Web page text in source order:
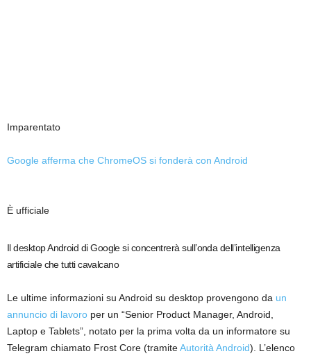
Imparentato
Google afferma che ChromeOS si fonderà con Android
È ufficiale
Il desktop Android di Google si concentrerà sull’onda dell’intelligenza
artificiale che tutti cavalcano
Le ultime informazioni su Android su desktop provengono da un
annuncio di lavoro per un “Senior Product Manager, Android,
Laptop e Tablets”, notato per la prima volta da un informatore su
Telegram chiamato Frost Core (tramiteAutorità Android). L’elenco